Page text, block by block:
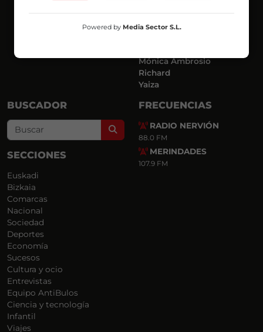
Joseba
Luis Carlos
Mónica Ambrosio
Richard
Yaiza
BUSCADOR
Search
SECCIONES
Euskadi
Bizkaia
Comarcas
Nacional
Sociedad
Deportes
Economía
Sucesos
Cultura y ocio
Entrevistas
Equipo AntiBulos
Ciencia y tecnología
Infantil
Viajes
FRECUENCIAS
RADIO NERVIÓN
88.0 FM
MERINDADES
107.9 FM
Powered by Media Sector S.L.